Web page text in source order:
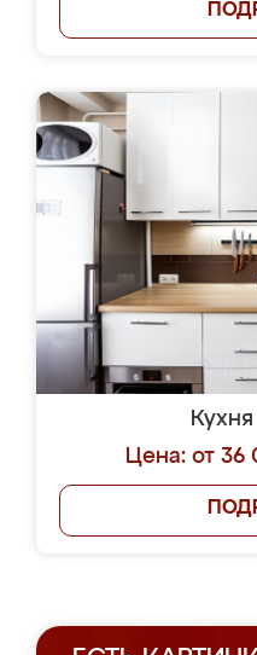
Цена: от 36